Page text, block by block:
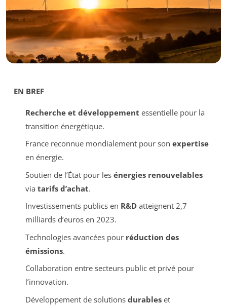
EN BREF
Recherche et développement essentielle pour la
transition énergétique.
France reconnue mondialement pour son expertise
en énergie.
Soutien de l’État pour les énergies renouvelables
via tarifs d’achat.
Investissements publics en R&Datteignent 2,7
milliards d’euros en 2023.
Technologies avancées pour réduction des
émissions.
Collaboration entre secteurs public et privé pour
l’innovation.
Développement de solutions durableset